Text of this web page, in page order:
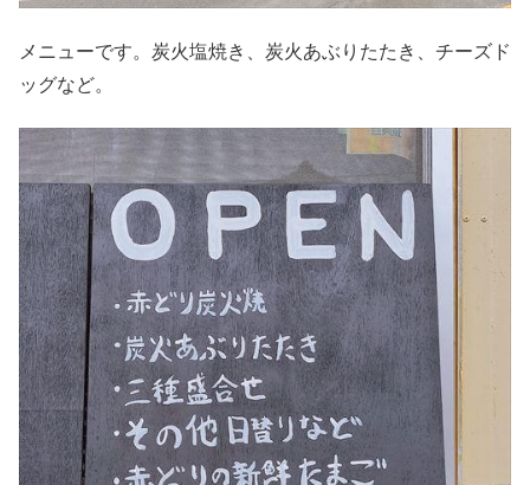
メニューです。炭火塩焼き、炭火あぶりたたき、チーズド
ッグなど。